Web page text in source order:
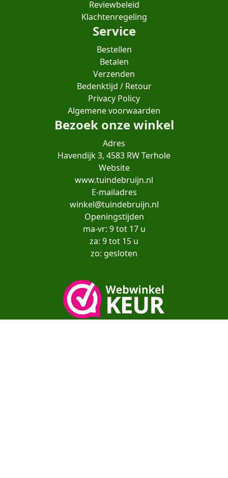
Reviewbeleid
Klachtenregeling
Service
Bestellen
Betalen
Verzenden
Bedenktijd / Retour
Privacy Policy
Algemene voorwaarden
Bezoek onze winkel
Adres
Havendijk 3, 4583 RW Terhole
Website
www.tuindebruijn.nl
E-mailadres
winkel@tuindebruijn.nl
Openingstijden
ma-vr: 9 tot 17 u
za: 9 tot 15 u
zo: gesloten